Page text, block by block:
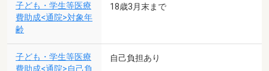
子ども・学生等医療
費助成<通院>対象年
齢
18歳3月末まで
子ども・学生等医療
自己負担あり